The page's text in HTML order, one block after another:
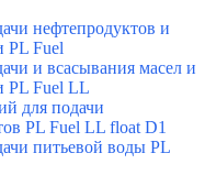
нефтепродуктов и
PL Fuel
и всасывания масел и
PL Fuel LL
для подачи
PL Fuel LL float D1
питьевой воды PL